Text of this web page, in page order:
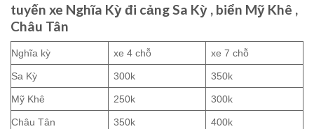
tuyến xe Nghĩa Kỳ đi cảng Sa Kỳ , biển Mỹ Khê ,
Châu Tân
Nghĩa kỳ xe 4 chỗ xe 7 chỗ
Sa Kỳ 300k 350k
Mỹ Khê 250k 300k
Châu Tân 350k 400k